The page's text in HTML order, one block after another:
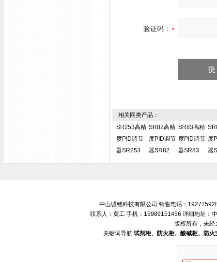
验证码：
相关同类产品：
SR253高精
度PID调节
器SR253
SR82高精
度PID调节
器SR82
SR83高精
度PID调节
器SR83
度
器
中山诚铭科技有限公司 销售电话：
联系人：黄工 手机：15989151456 详细地址：
版权所有，未经
关键词导航:试剂柜、防火柜、酸碱柜、防